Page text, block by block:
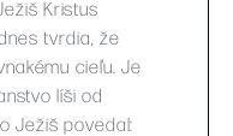
Kristus
tvrdia, že
cieľu. Je
líši od
Ježiš povedal: